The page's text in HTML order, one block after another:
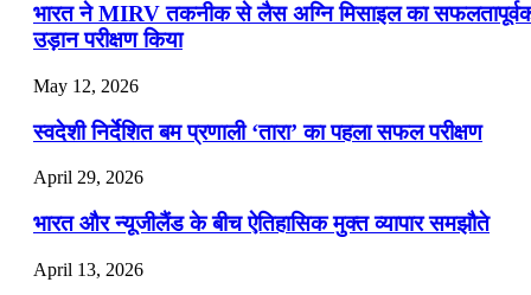
भारत ने MIRV तकनीक से लैस अग्नि मिसाइल का
उड़ान परीक्षण किया
May 12, 2026
स्वदेशी निर्देशित बम प्रणाली ‘तारा’ का पहला सफल परीक्षण
April 29, 2026
भारत और न्यूजीलैंड के बीच ऐतिहासिक मुक्त व्यापार समझौते
April 13, 2026